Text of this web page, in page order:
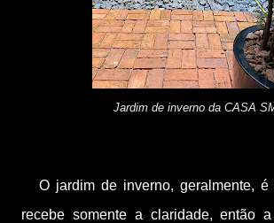
Jardim de inverno da CASA
O jardim de inverno, geralmente, é
recebe somente a claridade, então